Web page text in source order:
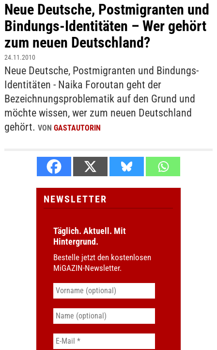
Neue Deutsche, Postmigranten und
Bindungs-Identitäten – Wer gehört
zum neuen Deutschland?
24.11.2010
Neue Deutsche, Postmigranten und Bindungs-
Identitäten - Naika Foroutan geht der
Bezeichnungsproblematik auf den Grund und
möchte wissen, wer zum neuen Deutschland
gehört. VON GASTAUTORIN
NEWSLETTER
Täglich. Aktuell. Mit
Hintergrund.
Bestelle jetzt den kostenlosen
MiGAZIN-Newsletter.